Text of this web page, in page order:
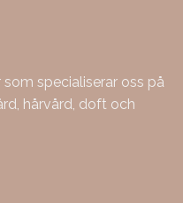
specialiserar oss på
hårvård, doft och